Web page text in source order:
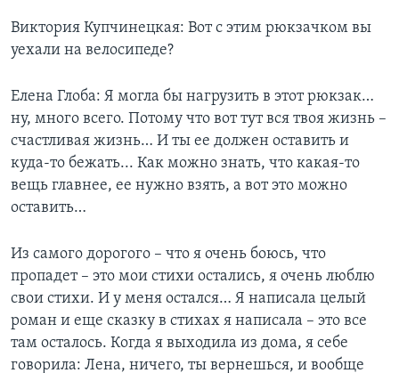
Виктория Купчинецкая: Вот с этим рюкзачком вы
уехали на велосипеде?
Елена Глоба: Я могла бы нагрузить в этот рюкзак…
ну, много всего. Потому что вот тут вся твоя жизнь –
счастливая жизнь… И ты ее должен оставить и
куда-то бежать... Как можно знать, что какая-то
вещь главнее, ее нужно взять, а вот это можно
оставить…
Из самого дорогого – что я очень боюсь, что
пропадет – это мои стихи остались, я очень люблю
свои стихи. И у меня остался… Я написала целый
роман и еще сказку в стихах я написала – это все
там осталось. Когда я выходила из дома, я себе
говорила: Лена, ничего, ты вернешься, и вообще